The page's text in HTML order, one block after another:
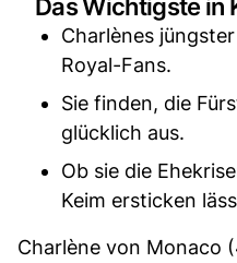
Das Wichtigste in
Charlènes
Royal-Fans.
Sie finden, die
glücklich aus.
Ob sie die
Keim ersticken
Charlène von Monaco